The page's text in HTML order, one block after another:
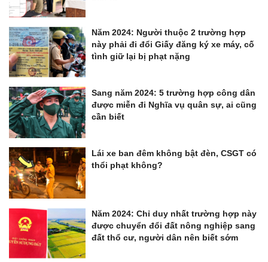
Năm 2024: Người thuộc 2 trường hợp
này phải đi đổi Giấy đăng ký xe máy, cố
tình giữ lại bị phạt nặng
Sang năm 2024: 5 trường hợp công dân
được miễn đi Nghĩa vụ quân sự, ai cũng
cần biết
Lái xe ban đêm không bật đèn, CSGT có
thổi phạt không?
Năm 2024: Chỉ duy nhất trường hợp này
được chuyển đổi đất nông nghiệp sang
đất thổ cư, người dân nên biết sớm